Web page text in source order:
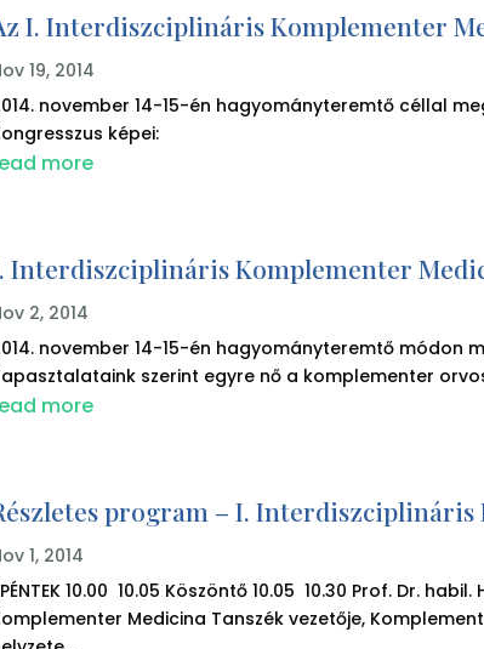
I. Interdiszciplináris Komplementer
19, 2014
november 14-15-én hagyományteremtő céllal
képei:
more
Interdiszciplináris Komplementer
2, 2014
november 14-15-én hagyományteremtő módon
szerint egyre nő a komplementer
more
program – I.
1, 2014
PÉNTEK 10.00 10.05 Köszöntő 10.05 10.30 Prof. Dr.
Medicina Tanszék vezetője,